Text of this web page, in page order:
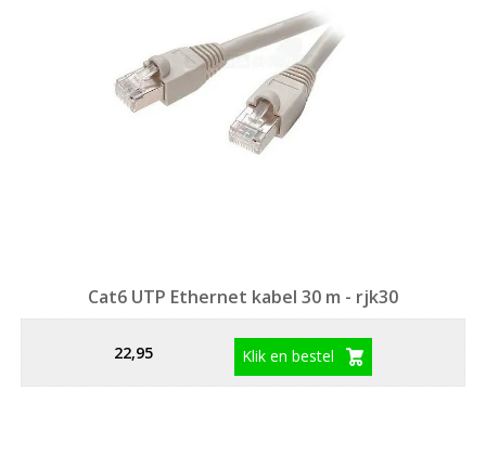
Cat6 UTP Ethernet kabel 30 m - rjk30
22,95 Klik en bestel